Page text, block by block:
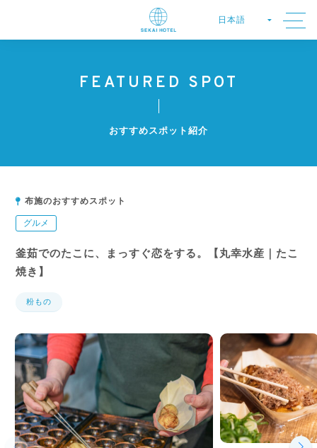
FEATURED SPOT
おすすめスポット紹介
布施のおすすめスポット
グルメ
釜茹でのたこに、まっすぐ恋をする。【丸幸水産｜たこ
焼き】
粉もの